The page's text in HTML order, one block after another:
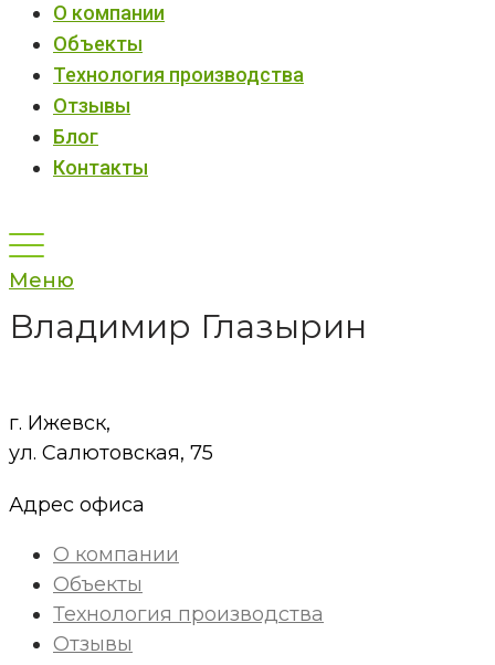
О компании
Объекты
Технология производства
Отзывы
Блог
Контакты
Меню
Владимир Глазырин
г. Ижевск,
ул. Салютовская, 75
Адрес офиса
О компании
Объекты
Технология производства
Отзывы